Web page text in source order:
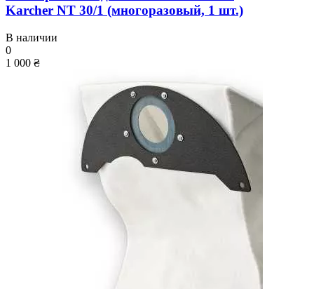
Karcher NT 30/1 (многоразовый, 1 шт.)
В наличии
0
1 000 ₴